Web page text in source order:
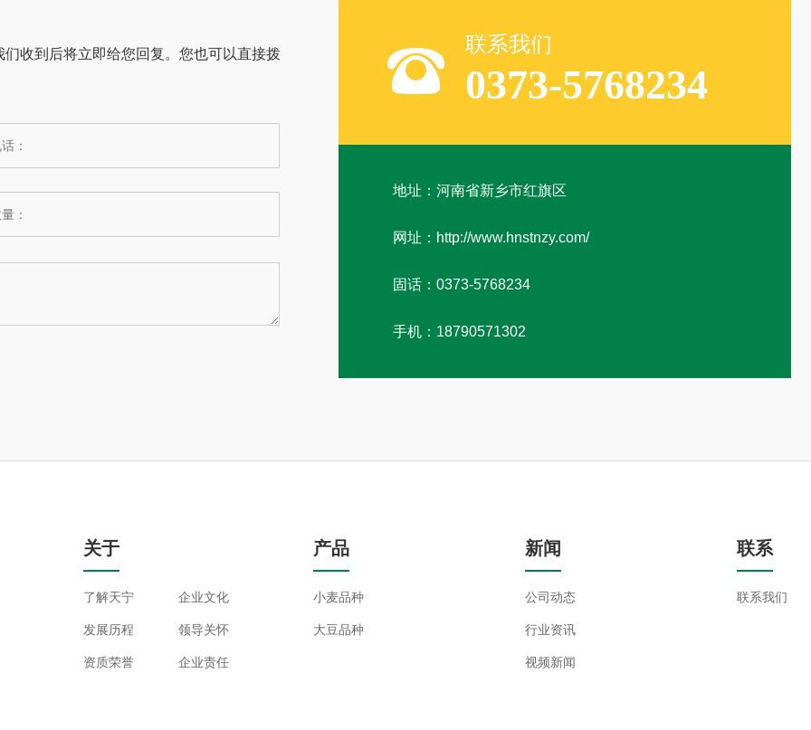
收到后将立即给您回复。您也可以直接拨 联系我们
0373-5768234
地址：河南省新乡市红旗区
网址：http://www.hnstnzy.com/
固话：0373-5768234
手机：18790571302
联系
联系我们
新闻
公司动态
行业资讯
视频新闻
产品
小麦品种
大豆品种
关于
了解天宁 企业文化
发展历程 领导关怀
资质荣誉 企业责任